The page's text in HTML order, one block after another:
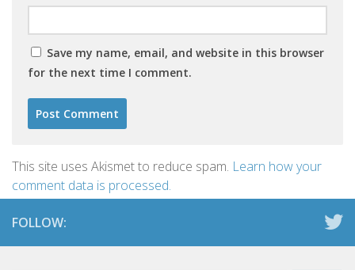
Save my name, email, and website in this browser
for the next time I comment.
This site uses Akismet to reduce spam. Learn how your
comment data is processed.
FOLLOW: